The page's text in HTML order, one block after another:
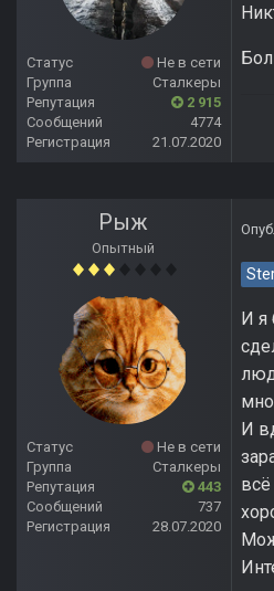
Статус
Не в сети
Группа
Сталкеры
Репутация
2 915
Сообщений
4774
Регистрация
21.07.2020
Рыж
Опытный
Статус
Не в сети
Группа
Сталкеры
Репутация
443
Сообщений
737
Регистрация
28.07.2020
И я
И